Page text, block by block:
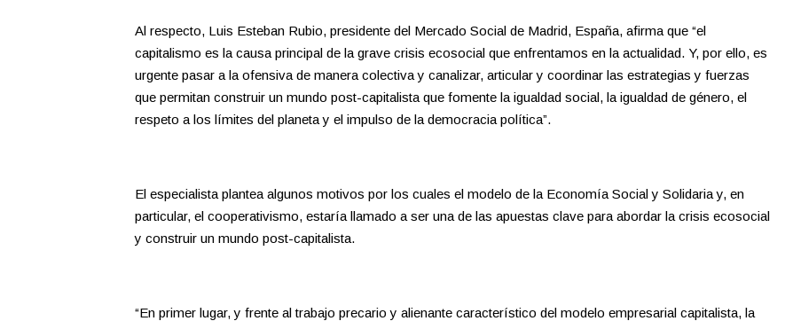
Al respecto, Luis Esteban Rubio, presidente del Mercado Social de Madrid, España, afirma que “el
capitalismo es la causa principal de la grave crisis ecosocial que enfrentamos en la actualidad. Y, por ello, es
urgente pasar a la ofensiva de manera colectiva y canalizar, articular y coordinar las estrategias y fuerzas
que permitan construir un mundo post-capitalista que fomente la igualdad social, la igualdad de género, el
respeto a los límites del planeta y el impulso de la democracia política”.
El especialista plantea algunos motivos por los cuales el modelo de la Economía Social y Solidaria y, en
particular, el cooperativismo, estaría llamado a ser una de las apuestas clave para abordar la crisis ecosocial
y construir un mundo post-capitalista.
“En primer lugar, y frente al trabajo precario y alienante característico del modelo empresarial capitalista, la